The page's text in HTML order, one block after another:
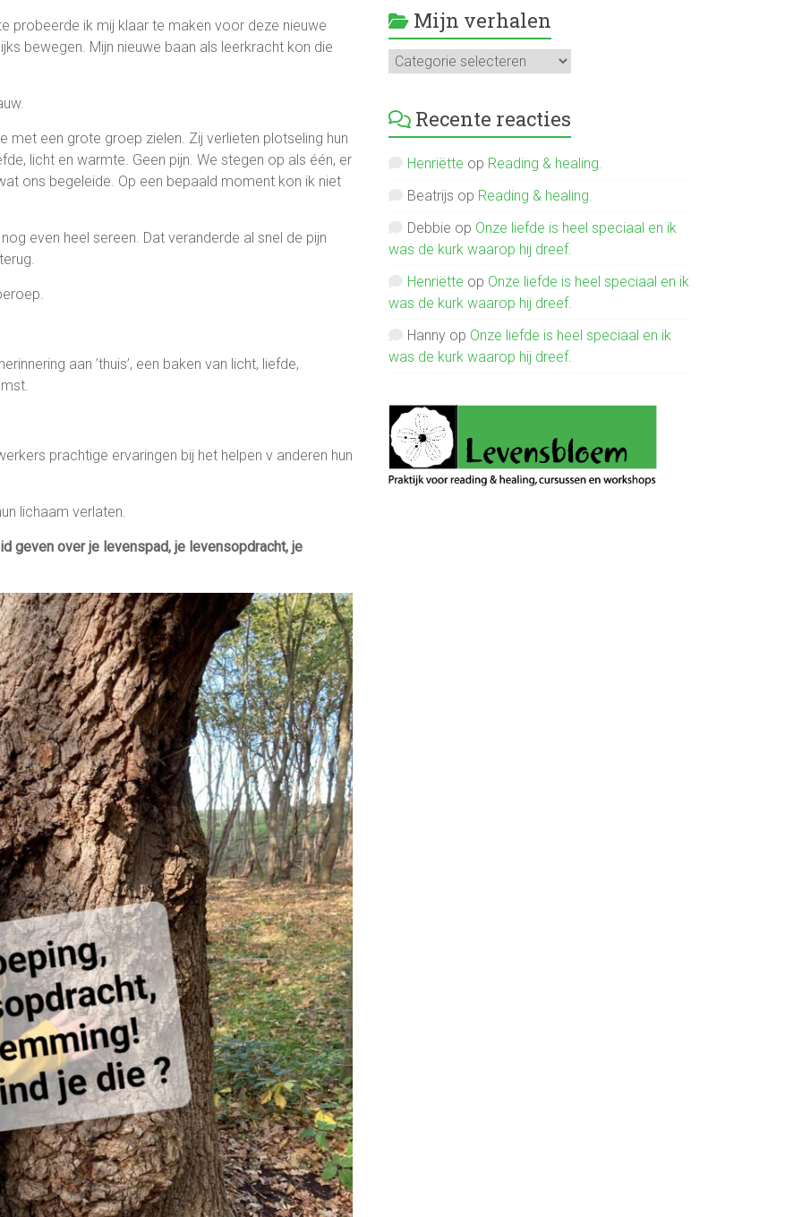
probeerde ik mij klaar te maken voor deze nieuwe
bewegen. Mijn nieuwe baan als leerkracht kon die
met een grote groep zielen. Zij verlieten plotseling hun
licht en warmte. Geen pijn. We stegen op als één, er
ons begeleide. Op een bepaald moment kon ik niet
even heel sereen. Dat veranderde al snel de pijn
aan ’thuis’, een baken van licht, liefde,
prachtige ervaringen bij het helpen v anderen hun
lichaam verlaten.
geven over je levenspad, je levensopdracht, je
Mijn verhalen
Mijn
verhalen
Recente reacties
Henriëtte op Reading & healing.
Beatrijs op Reading & healing.
Debbie op Onze liefde is heel speciaal en ik
was de kurk waarop hij dreef.
Henriëtte op Onze liefde is heel speciaal en ik
was de kurk waarop hij dreef.
Hanny op Onze liefde is heel speciaal en ik
was de kurk waarop hij dreef.